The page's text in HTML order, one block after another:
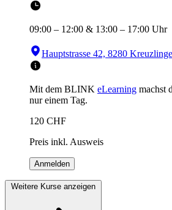
09:00 – 12:00 & 13:00 – 17:00 Uhr
Hauptstrasse 42, 8280
Mit dem BLINK eLearning machst
nur einem Tag.
120 CHF
Preis inkl. Ausweis
Anmelden
Weitere Kurse anzeigen